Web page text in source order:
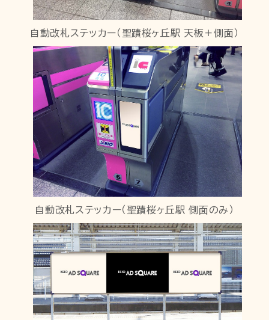
自動改札ステッカー（聖蹟桜ヶ丘駅 天板＋側面）
自動改札ステッカー（聖蹟桜ヶ丘駅 側面のみ）